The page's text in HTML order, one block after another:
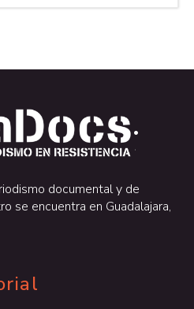
.
.
documental y de
se encuentra en Guadalajara,